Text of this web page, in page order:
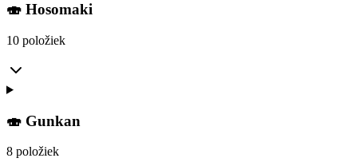
🍣 Hosomaki
10 položiek
🍣 Gunkan
8 položiek